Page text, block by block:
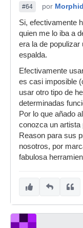
#64 por
Si, efectivamente
quien me lo iba a
era la de
espalda.
Efectivamente
es casi imposible
usar otro tipo de
determinadas
Por lo que añado
conozca un artista
Reason para sus
nosotros, por
fabulosa